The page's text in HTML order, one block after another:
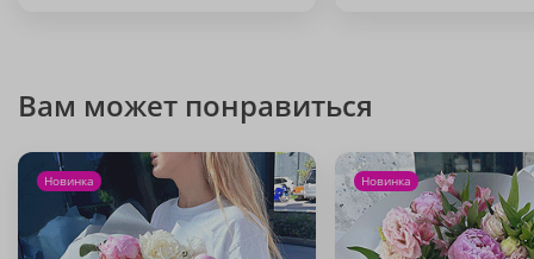
Вам может понравиться
Новинка Новинка